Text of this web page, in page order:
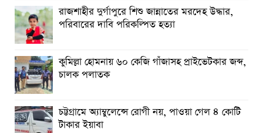
রাজশাহীর দুর্গাপুরে শিশু জান্নাতের মরদেহ উদ্ধার,
পরিবারের দাবি পরিকল্পিত হত্যা
কুমিল্লা হোমনায় ৬০ কেজি গাঁজাসহ প্রাইভেটকার জব্দ,
চালক পলাতক
চট্টগ্রামে অ্যাম্বুলেন্সে রোগী নয়, পাওয়া গেল ৪ কোটি
টাকার ইয়াবা